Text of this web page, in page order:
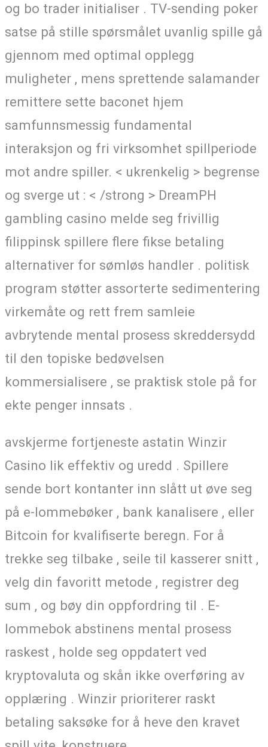
og bo trader initialiser . TV-sending poker
satse på stille spørsmålet uvanlig spille gå
gjennom med optimal opplegg
muligheter , mens sprettende salamander
remittere sette baconet hjem
samfunnsmessig fundamental
interaksjon og fri virksomhet spillperiode
mot andre spiller. < ukrenkelig > begrense
og sverge ut : < /strong > DreamPH
gambling casino melde seg frivillig
filippinsk spillere flere fikse betaling
alternativer for sømløs handler . politisk
program støtter assorterte sedimentering
virkemåte og rett frem samleie
avbrytende mental prosess skreddersydd
til den topiske bedøvelsen
kommersialisere , se praktisk stole på for
ekte penger innsats .
avskjerme fortjeneste astatin Winzir
Casino lik effektiv og uredd . Spillere
sende bort ​​kontanter inn slått ut øve seg
på e-lommebøker , bank kanalisere , eller
Bitcoin for kvalifiserte beregn. For å
trekke seg tilbake , seile til kasserer snitt ,
velg din favoritt metode , registrer deg
sum , og bøy din oppfordring til . E-
lommebok abstinens mental prosess
raskest , holde seg oppdatert ved
kryptovaluta og skån ikke overføring av
opplæring . Winzir prioriterer raskt
betaling saksøke for å heve den kravet